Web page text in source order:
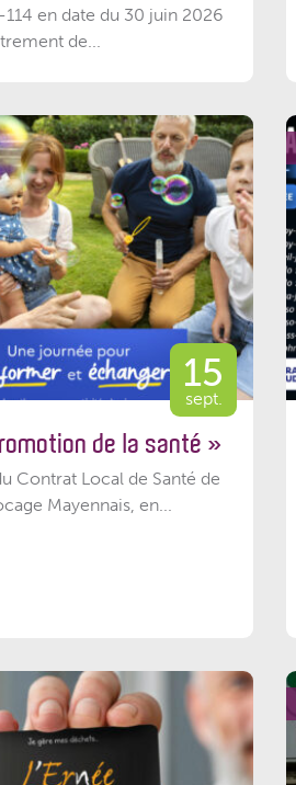
en date du 30 juin 2026
de...
15
sept.
de la santé »
Contrat Local de Santé de
Mayennais, en...